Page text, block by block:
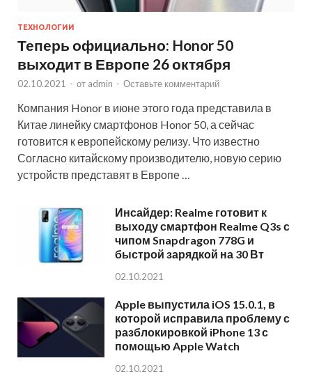
ТЕХНОЛОГИИ
Теперь официально: Honor 50
выходит в Европе 26 октября
02.10.2021 - от admin - Оставьте комментарий
Компания Honor в июне этого года представила в
Китае линейку смартфонов Honor 50, а сейчас
готовится к европейскому релизу. Что известно
Согласно китайскому производителю, новую серию
устройств представят в Европе …
Инсайдер: Realme готовит к
выходу смартфон Realme Q3s с
чипом Snapdragon 778G и
быстрой зарядкой на 30 Вт
02.10.2021
Apple выпустила iOS 15.0.1, в
которой исправила проблему с
разблокировкой iPhone 13 с
помощью Apple Watch
02.10.2021